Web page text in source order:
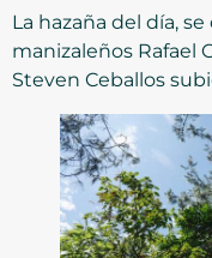
La hazaña del día,
manizaleños Rafael
Steven Ceballos